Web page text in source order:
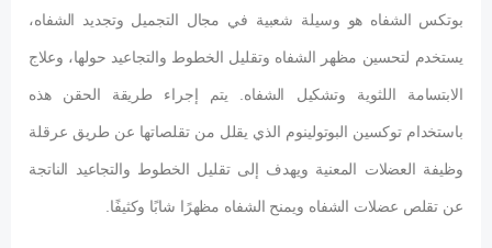
بوتكس الشفاه هو وسيلة شعبية في مجال التجميل وتجديد الشفاه،
يستخدم لتحسين مظهر الشفاه وتقليل الخطوط والتجاعيد حولها، وعلاج
الابتسامة اللثوية وتشكيل الشفاه. يتم إجراء طريقة الحقن هذه
باستخدام توكسين البوتولينوم الذي يقلل من تقلصاتها عن طريق عرقلة
وظيفة العضلات المعنية ويهدف إلى تقليل الخطوط والتجاعيد الناتجة
عن تقلص عضلات الشفاه ويمنح الشفاه مظهرًا شابًا وكثيفًا.